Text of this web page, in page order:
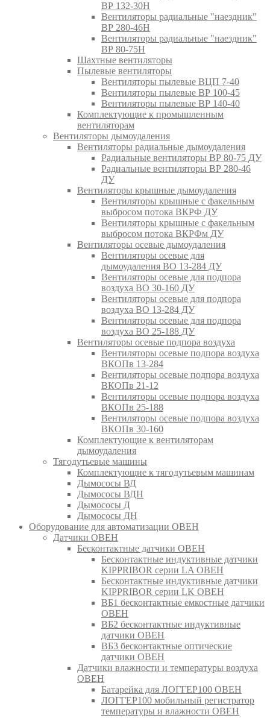
ВР 132-30Н
Вентиляторы радиальные "наездник"
ВР 280-46Н
Вентиляторы радиальные "наездник"
ВР 80-75Н
Шахтные вентиляторы
Пылевые вентиляторы
Вентиляторы пылевые ВЦП 7-40
Вентиляторы пылевые ВР 100-45
Вентиляторы пылевые ВР 140-40
Комплектующие к промышленным
вентиляторам
Вентиляторы дымоудаления
Вентиляторы радиальные дымоудаления
Радиальные вентиляторы ВР 80-75 ДУ
Радиальные вентиляторы ВР 280-46
ДУ
Вентиляторы крышные дымоудаления
Вентиляторы крышные с факельным
выбросом потока ВКРФ ДУ
Вентиляторы крышные с факельным
выбросом потока ВКРФм ДУ
Вентиляторы осевые дымоудаления
Вентиляторы осевые для
дымоудаления ВО 13-284 ДУ
Вентиляторы осевые для подпора
воздуха ВО 30-160 ДУ
Вентиляторы осевые для подпора
воздуха ВО 13-284 ДУ
Вентиляторы осевые для подпора
воздуха ВО 25-188 ДУ
Вентиляторы осевые подпора воздуха
Вентиляторы осевые подпора воздуха
ВКОПв 13-284
Вентиляторы осевые подпора воздуха
ВКОПв 21-12
Вентиляторы осевые подпора воздуха
ВКОПв 25-188
Вентиляторы осевые подпора воздуха
ВКОПв 30-160
Комплектующие к вентиляторам
дымоудаления
Тягодутьевые машины
Комплектующие к тягодутьевым машинам
Дымососы ВД
Дымососы ВДН
Дымососы Д
Дымососы ДН
Оборудование для автоматизации ОВЕН
Датчики ОВЕН
Бесконтактные датчики ОВЕН
Бесконтактные индуктивные датчики
KIPPRIBOR серии LA ОВЕН
Бесконтактные индуктивные датчики
KIPPRIBOR серии LK ОВЕН
ВБ1 бесконтактные емкостные датчики
ОВЕН
ВБ2 бесконтактные индуктивные
датчики ОВЕН
ВБ3 бесконтактные оптические
датчики ОВЕН
Датчики влажности и температуры воздуха
ОВЕН
Батарейка для ЛОГГЕР100 ОВЕН
ЛОГГЕР100 мобильный регистратор
температуры и влажности ОВЕН